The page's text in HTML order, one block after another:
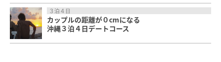
３泊４日
カップルの距離が０cmになる
沖縄３泊４日デートコース